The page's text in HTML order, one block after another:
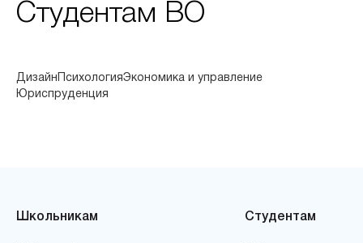
Студентам ВО
Дизайн ПсихологияЭкономика и управление
Юриспруденция
Школьникам Студентам